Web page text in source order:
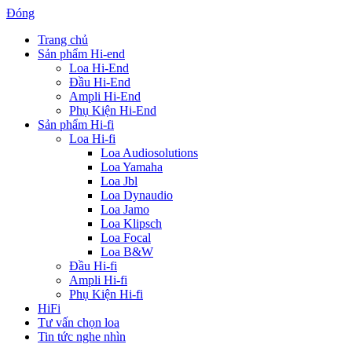
Đóng
Trang chủ
Sản phẩm Hi-end
Loa Hi-End
Đầu Hi-End
Ampli Hi-End
Phụ Kiện Hi-End
Sản phẩm Hi-fi
Loa Hi-fi
Loa Audiosolutions
Loa Yamaha
Loa Jbl
Loa Dynaudio
Loa Jamo
Loa Klipsch
Loa Focal
Loa B&W
Đầu Hi-fi
Ampli Hi-fi
Phụ Kiện Hi-fi
HiFi
Tư vấn chọn loa
Tin tức nghe nhìn